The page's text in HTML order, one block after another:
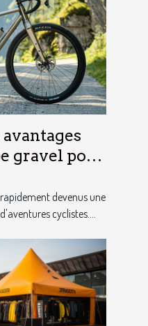
gravel pour
devenus une
cyclistes....